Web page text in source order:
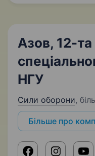
Азов, 12-
НГУ
Сили оборони,
Більше про